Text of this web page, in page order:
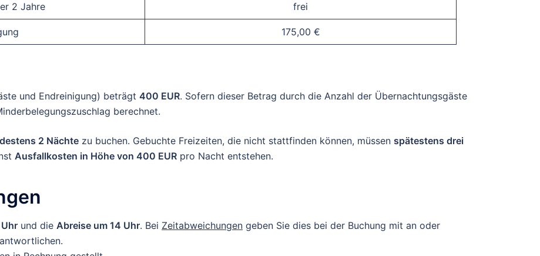
2 Jahre frei
175,00 €
und Endreinigung) beträgt 400 EUR. Sofern dieser Betrag durch die Anzahl der Übernachtungsgäste
berechnet.
2 Nächte zu buchen. Gebuchte Freizeiten, die nicht stattfinden können, müssen spätestens drei
Ausfallkosten in Höhe von 400 EUR pro Nacht entstehen.
und die Abreise um 14 Uhr. Bei Zeitabweichungen geben Sie dies bei der Buchung mit an oder